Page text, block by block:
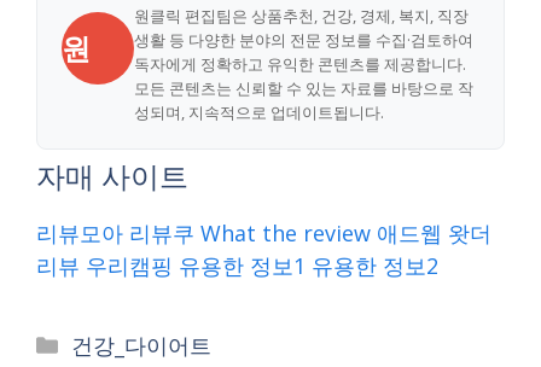
원
원클릭 편집팀은 상품추천, 건강, 경제, 복지, 직장
생활 등 다양한 분야의 전문 정보를 수집·검토하여
독자에게 정확하고 유익한 콘텐츠를 제공합니다.
모든 콘텐츠는 신뢰할 수 있는 자료를 바탕으로 작
성되며, 지속적으로 업데이트됩니다.
자매 사이트
리뷰모아 리뷰쿠 What the review 애드웹 왓더
리뷰 우리캠핑 유용한 정보1 유용한 정보2
Categories
건강_다이어트